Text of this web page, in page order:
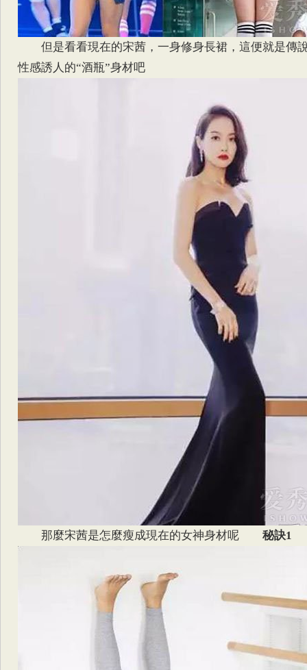
但是看看現在的宋茜，一身修身長裙，這便就是傳
性感誘人的“酒瓶”身材吧
那麼宋茜是怎麼瘦成現在的女神身材呢 秘訣1